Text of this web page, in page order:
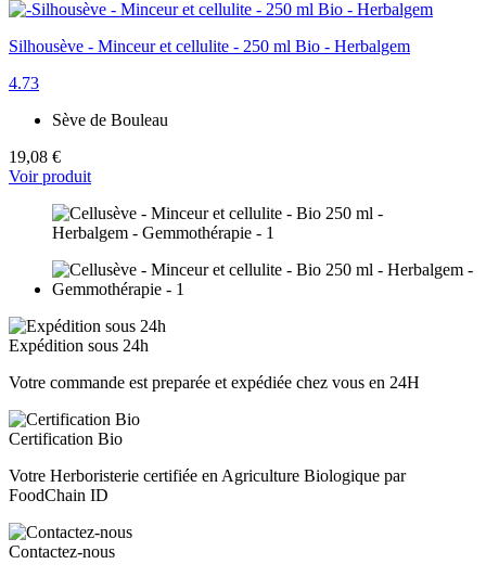
Silhousève - Minceur et cellulite - 250 ml Bio - Herbalgem
4.73
Sève de Bouleau
19,08 €
Voir produit
Expédition sous 24h
Votre commande est preparée et expédiée chez vous en 24H
Certification Bio
Votre Herboristerie certifiée en Agriculture Biologique par
FoodChain ID
Contactez-nous